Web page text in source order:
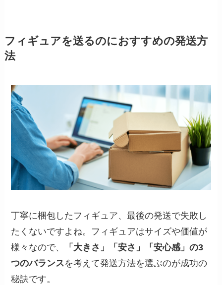
フィギュアを送るのにおすすめの発送方
法
丁寧に梱包したフィギュア、最後の発送で失敗し
たくないですよね。フィギュアはサイズや価値が
様々なので、
「大きさ」「安さ」「安心感」の3
つのバランスを考えて発送方法を選ぶのが成功の
秘訣です。